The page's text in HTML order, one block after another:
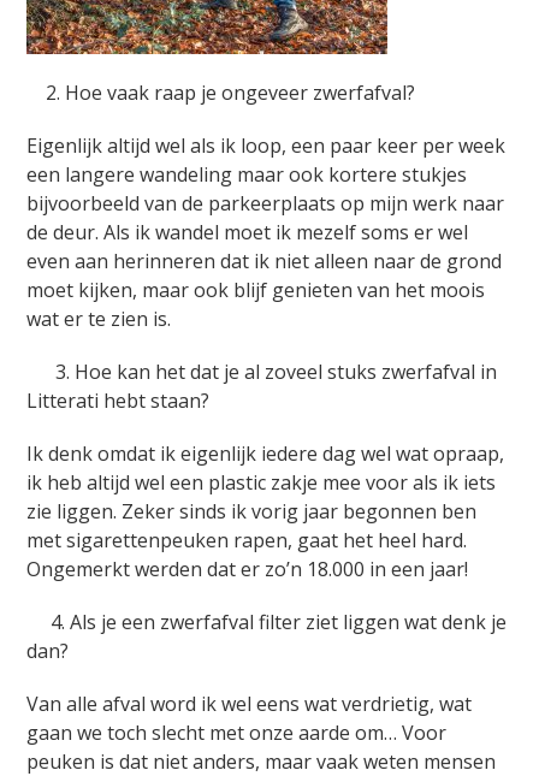
2. Hoe vaak raap je ongeveer zwerfafval?
Eigenlijk altijd wel als ik loop, een paar keer per week
een langere wandeling maar ook kortere stukjes
bijvoorbeeld van de parkeerplaats op mijn werk naar
de deur. Als ik wandel moet ik mezelf soms er wel
even aan herinneren dat ik niet alleen naar de grond
moet kijken, maar ook blijf genieten van het moois
wat er te zien is.
3. Hoe kan het dat je al zoveel stuks zwerfafval in
Litterati hebt staan?
Ik denk omdat ik eigenlijk iedere dag wel wat opraap,
ik heb altijd wel een plastic zakje mee voor als ik iets
zie liggen. Zeker sinds ik vorig jaar begonnen ben
met sigarettenpeuken rapen, gaat het heel hard.
Ongemerkt werden dat er zo’n 18.000 in een jaar!
4. Als je een zwerfafval filter ziet liggen wat denk je
dan?
Van alle afval word ik wel eens wat verdrietig, wat
gaan we toch slecht met onze aarde om… Voor
peuken is dat niet anders, maar vaak weten mensen